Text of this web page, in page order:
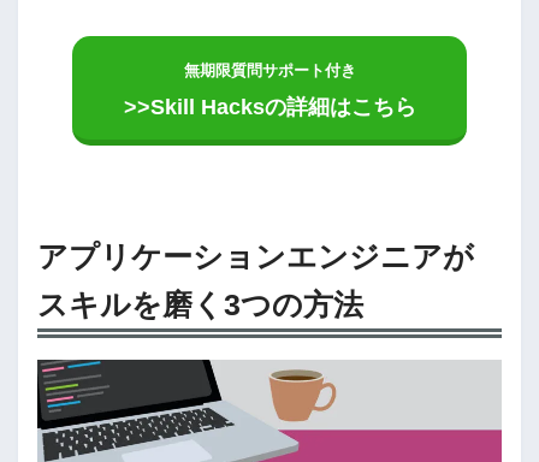
無期限質問サポート付き
>>Skill Hacksの詳細はこちら
アプリケーションエンジニアが
スキルを磨く3つの方法